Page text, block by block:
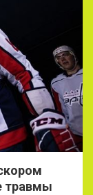
травмы